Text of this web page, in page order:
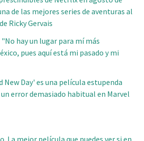
de las mejores series de aventuras al
Ricky Gervais
hay un lugar para mí más
pues aquí está mi pasado y mi
New Day' es una película estupenda
error demasiado habitual en Marvel